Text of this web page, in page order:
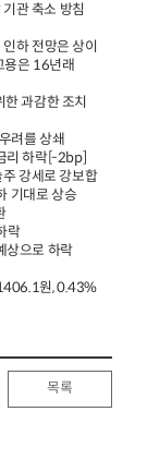
관 축소 방침
하 전망은 상이
용은 16년래
과감한 조치
려를 상쇄
하락[-2bp]
강세로 강보합
기대로 상승
락
상으로 하락
원, 0.43%
목록